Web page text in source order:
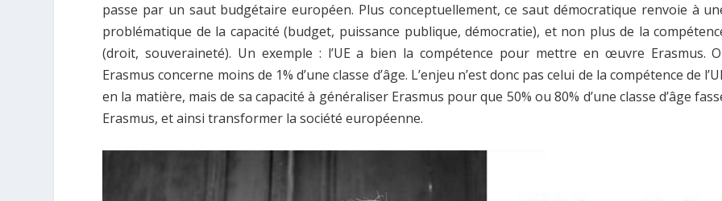
passe par un saut budgétaire européen. Plus conceptuellement, ce saut démocratique renvoie à
problématique de la capacité (budget, puissance publique, démocratie), et non plus de la
(droit, souveraineté). Un exemple : l’UE a bien la compétence pour mettre en œuvre Erasmus.
Erasmus concerne moins de 1% d’une classe d’âge. L’enjeu n’est donc pas celui de la compétence de
en la matière, mais de sa capacité à généraliser Erasmus pour que 50% ou 80% d’une classe d’âge
Erasmus, et ainsi transformer la société européenne.